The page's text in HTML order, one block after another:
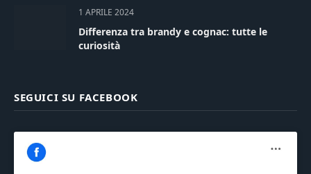
1 APRILE 2024
Differenza tra brandy e cognac: tutte le
curiosità
SEGUICI SU FACEBOOK